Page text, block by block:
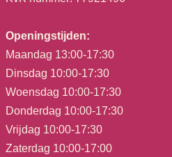
Openingstijden:
Maandag 13:00-17:30
Dinsdag 10:00-17:30
Woensdag 10:00-17:30
Donderdag 10:00-17:30
Vrijdag 10:00-17:30
Zaterdag 10:00-17:00